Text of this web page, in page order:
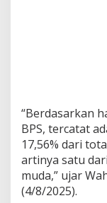
“Berdasarkan
BPS, tercatat
17,56% dari
artinya satu
muda,” ujar
(4/8/2025).